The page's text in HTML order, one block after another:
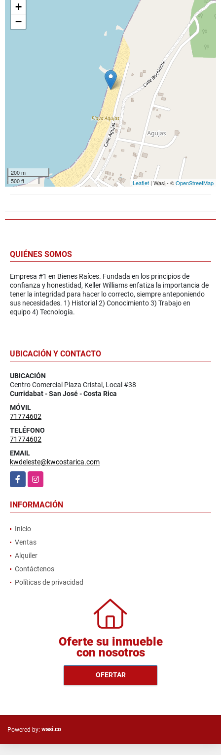
+
−
200 m
500 ft
Leaflet | Wasi - ©OpenStreetMap
QUIÉNES SOMOS
Empresa #1 en Bienes Raíces. Fundada en los principios de
confianza y honestidad, Keller Williams enfatiza la importancia de
tener la integridad para hacer lo correcto, siempre anteponiendo
sus necesidades. 1) Historial 2) Conocimiento 3) Trabajo en
equipo 4) Tecnología.
UBICACIÓN Y CONTACTO
UBICACIÓN
Centro Comercial Plaza Cristal, Local #38
Curridabat - San José - Costa Rica
MÓVIL
71774602
TELÉFONO
71774602
EMAIL
kwdeleste@kwcostarica.com
FacebookInstagram
INFORMACIÓN
Inicio
Ventas
Alquiler
Contáctenos
Políticas de privacidad
Oferte su inmueble
con nosotros
OFERTAR
Powered by: wasi.co